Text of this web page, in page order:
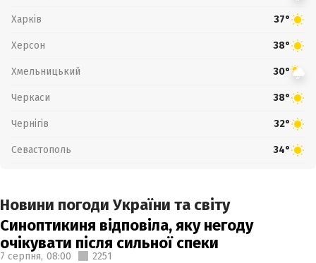
Харків 37°
Херсон 38°
Хмельницький 30°
Черкаси 38°
Чернігів 32°
Севастополь 34°
Новини погоди України та світу
Синоптикиня відповіла, яку негоду
очікувати після сильної спеки
7 серпня, 08:00 2251